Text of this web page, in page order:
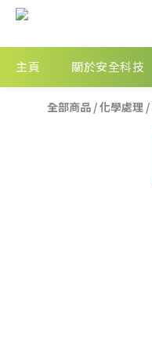
主頁 關於安全科技
全部商品 /化學處理 /